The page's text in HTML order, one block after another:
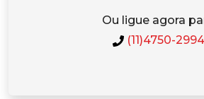
Ou ligue agora
(11)4750-2994